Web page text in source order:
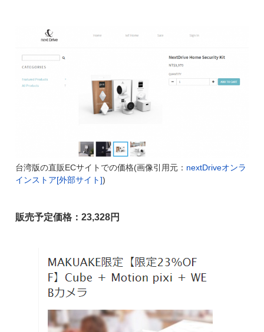
台湾版の直販ECサイトでの価格(画像引用元： nextDriveオンラ
インストア[外部サイト])
販売予定価格：23,328円